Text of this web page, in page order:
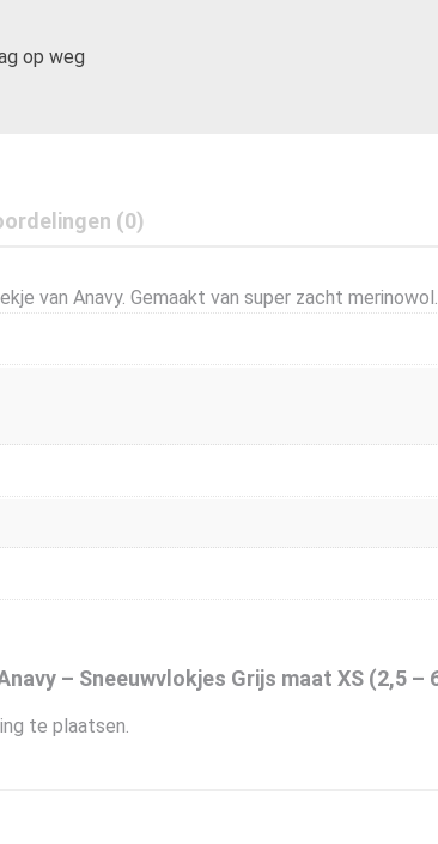
op weg
(0)
van Anavy. Gemaakt van super zacht
– Sneeuwvlokjes Grijs maat XS (2,5 –
te plaatsen.